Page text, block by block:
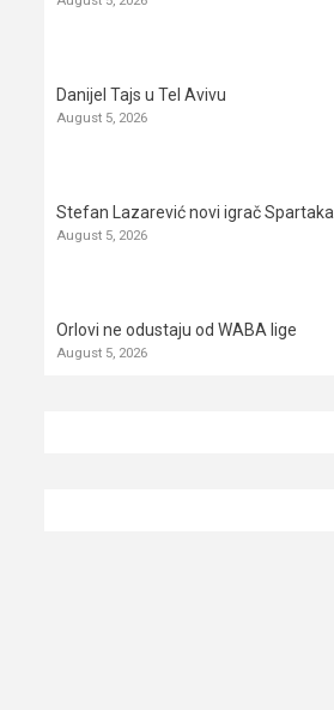
Danijel Tajs u Tel Avivu
August 5, 2026
Stefan Lazarević novi igrač Spartaka
August 5, 2026
Orlovi ne odustaju od WABA lige
August 5, 2026